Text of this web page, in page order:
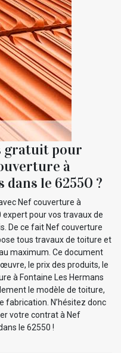
gratuit pour
à
le 62550 ?
Nef couverture à
expert pour vos travaux de
De ce fait Nef couverture
tous travaux de toiture et
maximum. Ce document
le prix des produits, le
à Fontaine Les Hermans
le modèle de toiture,
fabrication. N’hésitez donc
votre contrat à Nef
le 62550 !